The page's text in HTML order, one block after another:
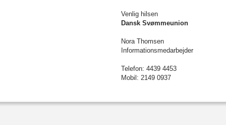
Venlig hilsen
Dansk Svømmeunion
Nora Thomsen
Informationsmedarbejder
Telefon: 4439 4453
Mobil: 2149 0937